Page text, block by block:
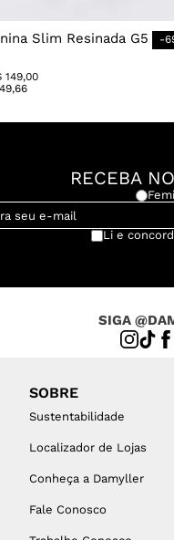
Slim Resinada G5
-
149,00
49,66
RECEBA
Li e
SIGA
SOBRE
Sustentabilidade
Localizador de Lojas
Conheça a Damyller
Fale Conosco